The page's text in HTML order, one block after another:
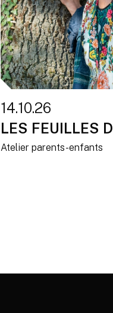
14.10.26
LES FEUILLES
Atelier parents-enfants